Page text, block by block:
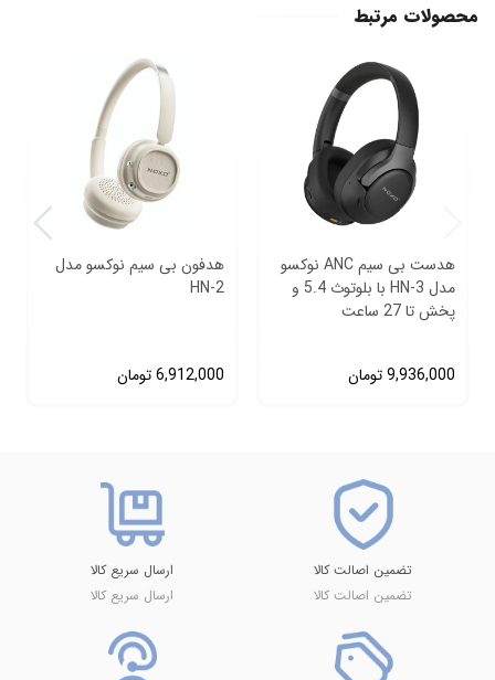
محصولات مرتبط
هدست بی‌ سیم ANC نوکسو
مدل HN‑3 با بلوتوث 5.4 و
پخش تا 27 ساعت
9,936,000تومان
هدفون بی سیم نوکسو مدل
HN-2
6,912,000تومان
تضمین اصالت کالا
تضمین اصالت کالا
ارسال سریع کالا
ارسال سریع کالا